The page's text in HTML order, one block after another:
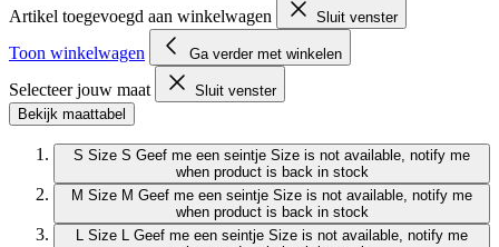
Artikel toegevoegd aan winkelwagen Sluit venster
Toon winkelwagen Ga verder met winkelen
Selecteer jouw maat
Sluit venster
Bekijk maattabel
S Size S Geef me een seintje Size is not available, notify me
when product is back in stock
M Size M Geef me een seintje Size is not available, notify me
when product is back in stock
Size L Geef me een seintje Size is not available, notify me